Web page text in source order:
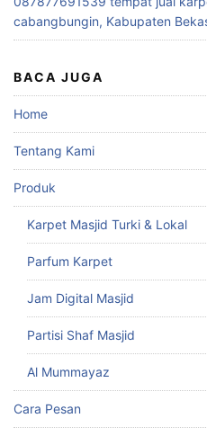
cabangbungin, Kabupaten
BACA JUGA
Home
Tentang Kami
Produk
Karpet Masjid Turki & Lokal
Parfum Karpet
Jam Digital Masjid
Partisi Shaf Masjid
Al Mummayaz
Cara Pesan